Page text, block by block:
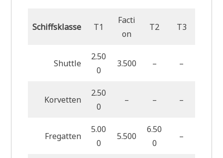
Schiffsklasse T1
Facti
on
T2 T3
Shuttle
2.50
0
3.500 – –
Korvetten
2.50
0
– – –
Fregatten
5.00
0
5.500
6.50
0
–